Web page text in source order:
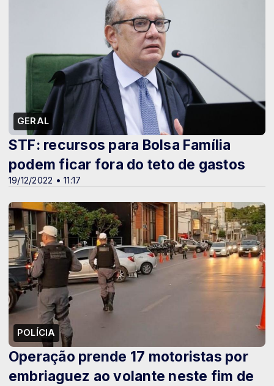
GERAL
19/12/2022 • 11:17
STF: recursos para Bolsa Família
podem ficar fora do teto de gastos
POLÍCIA
Operação prende 17 motoristas por
embriaguez ao volante neste fim de